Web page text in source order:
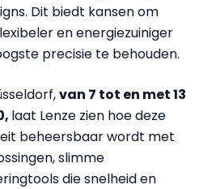
Dit biedt kansen om
en energiezuiniger
precisie te behouden.
van 7 tot en met 13
laat Lenze zien hoe deze
beheersbaar wordt met
slimme
die snelheid en